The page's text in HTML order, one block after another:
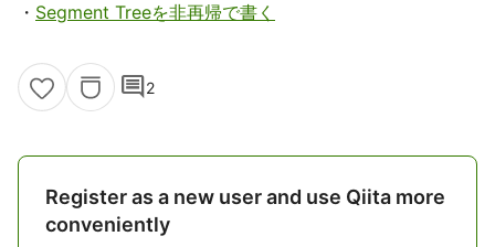
・ Segment Treeを非再帰で書く
comment2
Register as a new user and use Qiita more
conveniently